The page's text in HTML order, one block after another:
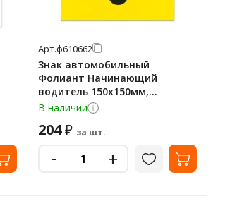
Арт.ф610662
Знак автомобильный
Фолиант Начинающий
водитель 150х150мм,
самоклеящаяся пленка ПВХ,
В наличии
204₽ за шт.
- +